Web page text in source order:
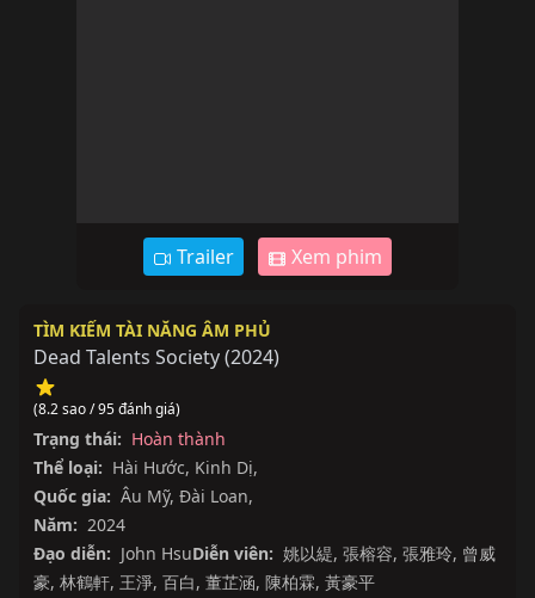
Trailer Xem phim
TÌM KIẾM TÀI NĂNG ÂM PHỦ
Dead Talents Society(2024)
(8.2 sao / 95 đánh giá)
Trạng thái: Hoàn thành
Thể loại: Hài Hước, Kinh Dị,
Quốc gia: Âu Mỹ, Đài Loan,
Năm: 2024
Đạo diễn: John HsuDiễn viên: 姚以緹, 張榕容, 張雅玲, 曾威
豪, 林鶴軒, 王淨, 百白, 董芷涵, 陳柏霖, 黃豪平